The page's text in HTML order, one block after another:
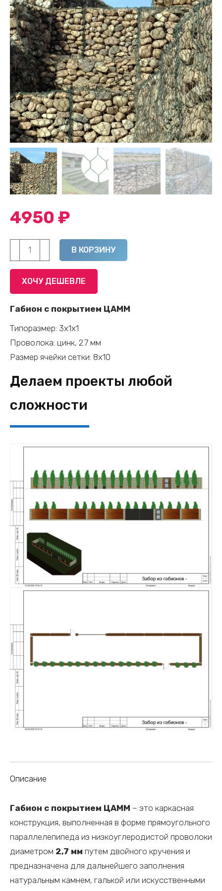
4950 ₽
Количество
товара
покрытием
-
3х1х1
(цинк,
2.7
мм,
ячейка
В КОРЗИНУ
ХОЧУ ДЕШЕВЛЕ
Габион с покрытием ЦАММ
Типоразмер: 3х1х1
Проволока: цинк, 2.7 мм
Размер ячейки сетки: 8х10
Делаем проекты любой
сложности
Описание
Габион с покрытием ЦАММ – это каркасная
конструкция, выполненная в форме прямоугольного
параллелепипеда из низкоуглеродистой проволоки
диаметром 2,7 мм путем двойного кручения и
предназначена для дальнейшего заполнения
натуральным камнем, галькой или искусственными